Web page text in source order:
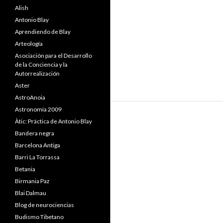
Alish
Antonio Blay
Aprendiendo de Blay
Arteología
Asociación para el Desarrollo
de la Conciencia y la
Autorrealización
Aster
AstroAnoia
Astronomía 2009
Àtic: Práctica de Antonio Blay
Bandera negra
Barcelona Antiga
Barri La Torrassa
Betania
Birmania Paz
Blai Dalmau
Blog de neurociencias
Budismo Tibetano